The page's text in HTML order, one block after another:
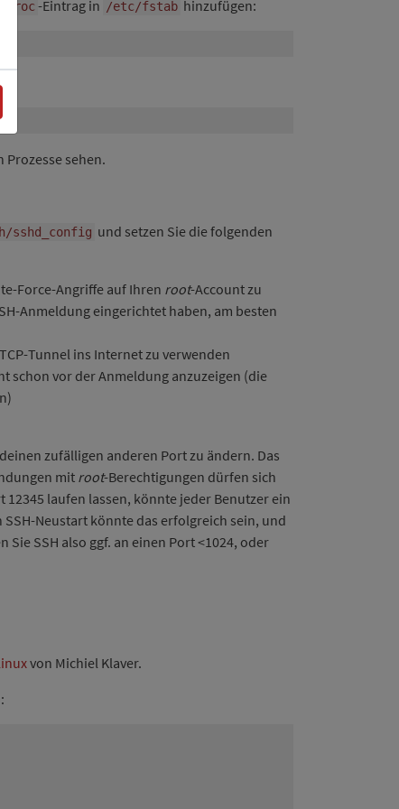
/proc -Eintrag in /etc/fstab hinzufügen:
sehen.
sshd_config und setzen Sie die folgenden
Force-Angriffe auf Ihren root-Account zu
Anmeldung eingerichtet haben, am besten
Tunnel ins Internet zu verwenden
schon vor der Anmeldung anzuzeigen (die
zufälligen anderen Port zu ändern. Das
mit root-Berechtigungen dürfen sich
laufen lassen, könnte jeder Benutzer ein
Neustart könnte das erfolgreich sein, und
SSH also ggf. an einen Port <1024, oder
von Michiel Klaver.